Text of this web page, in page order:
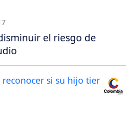
el riesgo de